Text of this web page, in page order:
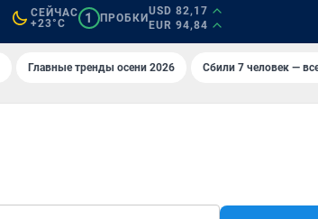
СЕЙЧАС
+23°C
1 ПРОБКИ
USD 82,17
EUR 94,84
Главные тренды осени 2026 Сбили 7 человек —